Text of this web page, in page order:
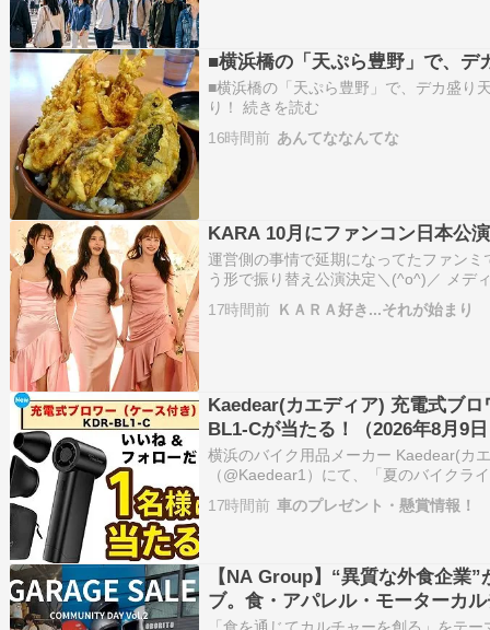
■横浜橋の「天ぷら豊野」で、デ
■横浜橋の「天ぷら豊野」で、デカ盛り
り！ 続きを読む
16時間前 あんてななんてな
KARA 10月にファンコン日本公
運営側の事情で延期になってたファン
う形で振り替え公演決定＼(^o^)／ メデ
なっていたファンミ、秋にファンコン
FINALE」KARAが10月23、24日に神奈
17時間前 ＫＡＲＡ好き...それが始まり
Kaedear(カエディア) 充電式ブ
BL1-Cが当たる！（2026年8月9
横浜のバイク用品メーカー Kaedear(カ
（@Kaedear1）にて、「夏のバイクラ
れています。 抽選で1名様に、「
(ケース付き) KDR-BL1-C」が当たりま
17時間前 車のプレゼント・懸賞情報！
【NA Group】“異質な外食企業
ブ。食・アパレル・モーターカ
「GARAGE SALE COMMUNITY